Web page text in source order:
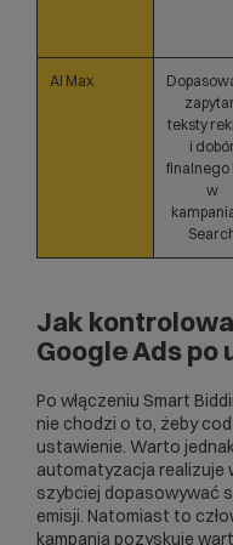
AI Max
teksty
i
finalnego
w
Jak
Google Ads
Po włączeniu Smart
nie chodzi o to, żeby
ustawienie. Warto
automatyzacja realizuje
szybciej dopasowywać
emisji. Natomiast to
kampania pozyskuje